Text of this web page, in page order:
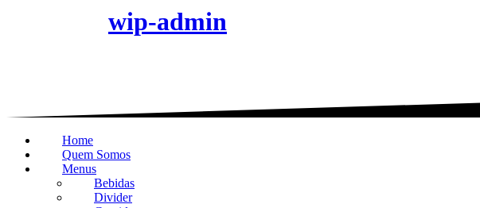
wip-admin
Home
Quem Somos
Menus
Bebidas
Divider